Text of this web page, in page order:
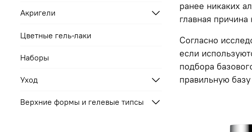
ранее никаких
главная
Согласно
если
подбора
правильную
Акригели
Цветные гель-лаки
Наборы
Уход
Верхние формы и гелевые типсы